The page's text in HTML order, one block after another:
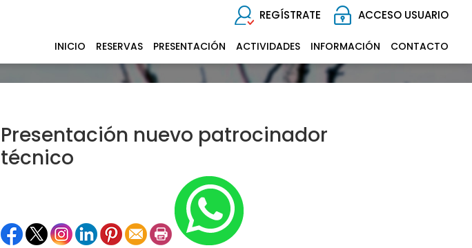
REGÍSTRATE ACCESO USUARIO
INICIO RESERVAS PRESENTACIÓN ACTIVIDADES INFORMACIÓN CONTACTO
Presentación nuevo patrocinador
técnico